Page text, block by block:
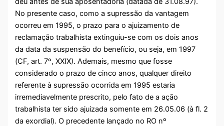
No presente caso, como a supressão da vantagem
ocorreu em 1995, o prazo para o ajuizamento de
reclamação trabalhista extinguiu-se com os dois anos
da data da suspensão do benefício, ou seja, em 1997
(CF, art. 7º, XXIX). Ademais, mesmo que fosse
considerado o prazo de cinco anos, qualquer direito
referente à supressão ocorrida em 1995 estaria
irremediavelmente prescrito, pelo fato de a ação
trabalhista ter sido ajuizada somente em 26.05.06 (à fl. 2
da exordial). O precedente lançado no RO nº